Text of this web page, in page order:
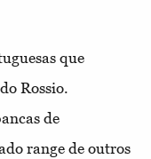
que
Rossio.
de
range de outros